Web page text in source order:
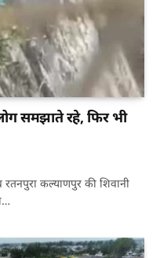
समझाते रहे, फिर भी
रतनपुरा कल्याणपुर की शिवानी